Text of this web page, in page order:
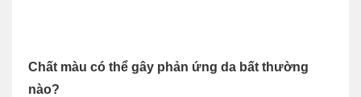
Chất màu có thể gây phản ứng da bất thường
nào?